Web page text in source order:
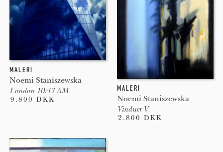
MALERI
Noemi Staniszewska
London 10:43 AM
9.800 DKK
MALERI
Noemi Staniszewska
Vinduer V
2.800 DKK